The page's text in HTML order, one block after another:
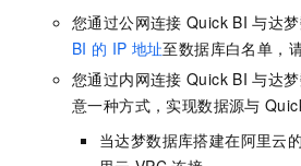
您通过公网连接 Quick BI 与达
BI 的 IP 地址至数据库白名单，
您通过内网连接 Quick BI 与达
意一种方式，实现数据源与
当达梦数据库搭建在阿里云的